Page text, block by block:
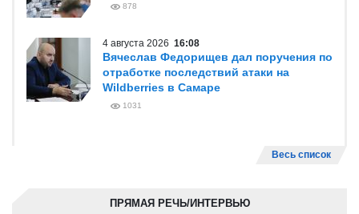
878
4 августа 2026 16:08
Вячеслав Федорищев дал поручения по
отработке последствий атаки на
Wildberries в Самаре
1031
Весь список
ПРЯМАЯ РЕЧЬ/ИНТЕРВЬЮ